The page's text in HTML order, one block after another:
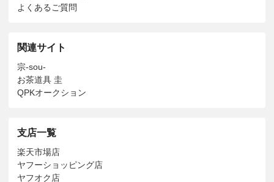
よくあるご質問
関連サイト
宗-sou-
お茶道具 圭
QPKオークション
支店一覧
楽天市場店
ヤフーショッピング店
ヤフオク店